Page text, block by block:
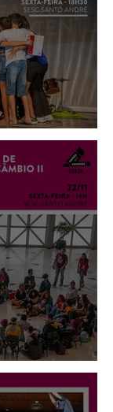
Adolescência
2